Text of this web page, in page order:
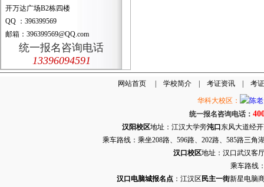
开万达广场B2栋四楼
QQ ：396399569
邮箱：396399569@QQ.com
统一报名咨询电话
13396094591
网站首页| 学校简介| 考证资讯| 考
华科大校区：
统一报名咨询电话：
汉阳校区地址：江汉大学旁沌口 东风大道经
乘车路线：乘坐208路、596路、202路、585路三
汉口校区地址：汉口武汉客
乘车路线
汉口电脑城报名点：江汉区 民主一街新星电脑